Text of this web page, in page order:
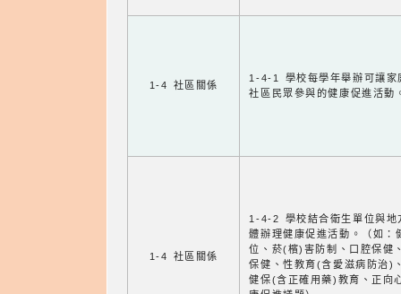
1-4 社區關係
1-4-1 學校每學年舉辦可讓家
社區民眾參與的健康促進活動
1-4 社區關係
1-4-2 學校結合衛生單位與地
體辦理健康促進活動。（如：
位、菸(檳)害防制、口腔保健
保健、性教育(含愛滋病防治)
健保(含正確用藥)教育、正向